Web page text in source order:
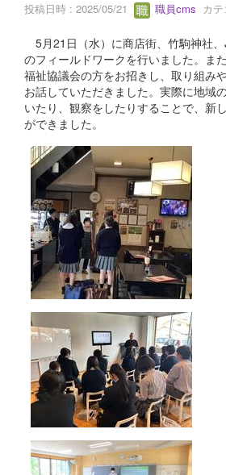
投稿日時 : 2025/05/21 職員cms カ
5月21日（水）に商店街、竹駒神社
のフィールドワークを行いました。ま
福祉協議会の方をお招きし、取り組み
お話していただきました。実際に地域
いたり、観察をしたりすることで、新
ができました。